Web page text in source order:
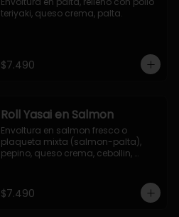
teriyaki, queso crema, palta.
$7.490
Roll Yasai en Salmon
Envoltura en salmon fresco o
plaqueta mixta (salmon-palta),
pepino, queso crema, cebollin,
$7.490